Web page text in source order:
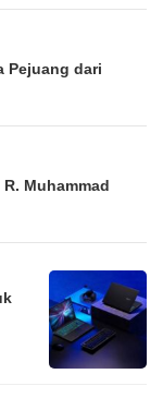
Pejuang dari
Muhammad